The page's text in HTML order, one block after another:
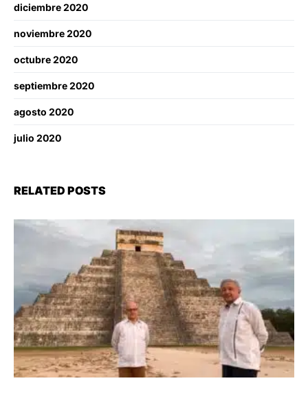
diciembre 2020
noviembre 2020
octubre 2020
septiembre 2020
agosto 2020
julio 2020
RELATED POSTS